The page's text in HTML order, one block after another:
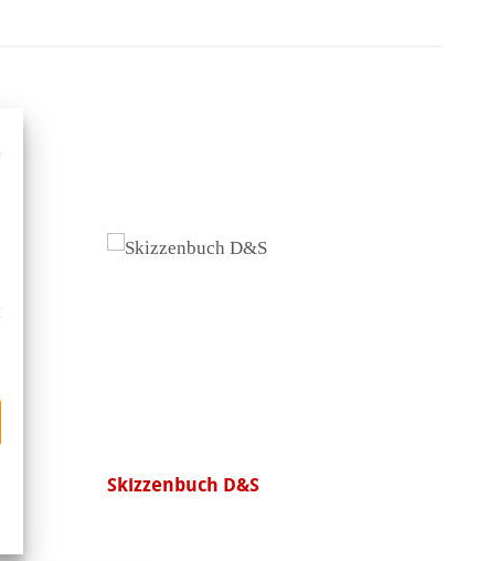
Skizzenbuch D&S